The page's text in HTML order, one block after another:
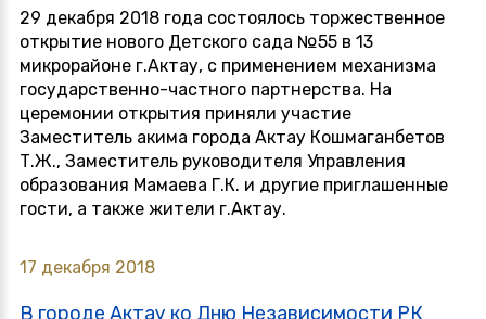
29 декабря 2018 года состоялось торжественное
открытие нового Детского сада №55 в 13
микрорайоне г.Актау, с применением механизма
государственно-частного партнерства. На
церемонии открытия приняли участие
Заместитель акима города Актау Кошмаганбетов
Т.Ж., Заместитель руководителя Управления
образования Мамаева Г.К. и другие приглашенные
гости, а также жители г.Актау.
17 декабря 2018
В городе Актау ко Дню Независимости РК